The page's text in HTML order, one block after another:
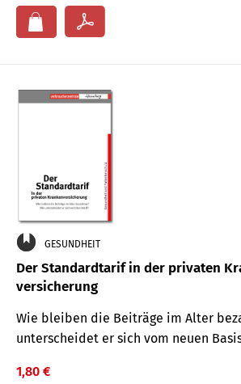
GESUNDHEIT
Der Standard­tarif in der privaten
versicherung
Wie bleiben die Beiträge im Alter
unterscheidet er sich vom neuen
1,80 €